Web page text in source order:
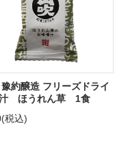
約醸造 フリーズドライ
汁 ほうれん草 1食
(税込)